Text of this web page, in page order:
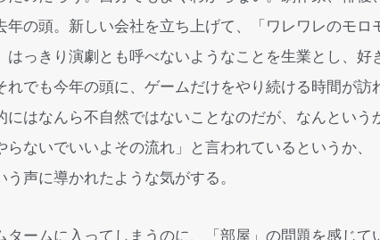
年の頭。新しい会社を立ち上げて、「ワレワレのモロ
はっきり演劇とも呼べないようなことを生業とし、
れでも今年の頭に、ゲームだけをやり続ける時間が訪
にはなんら不自然ではないことなのだが、なんとい
らないでいいよその流れ」と言われているというか、
声に導かれたような気がする。
タームに入ってしまうのに、「部屋」の問題を感じて